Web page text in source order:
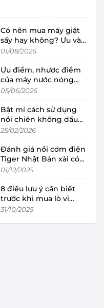
Có nên mua máy giặt
sấy hay không? Ưu và
nhược điểm ra sao?
01/08/2026
Ưu điểm, nhược điểm
của máy nước nóng
trực tiếp và gián tiếp
05/06/2026
Bật mí cách sử dụng
nồi chiên không dầu
đúng cách, đảm bảo độ
25/02/2026
Đánh giá nồi cơm điện
Tiger Nhật Bản xài có
tốt không?
01/12/2025
8 điều lưu ý cần biết
trước khi mua lò vi
sóng cho gia đình
31/10/2025